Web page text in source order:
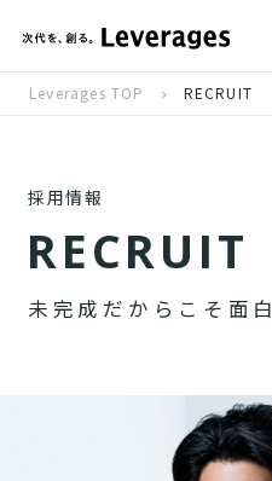
Leverages TOP RECRUIT
採用情報
RECRUIT
未 完 成 だ か ら こ そ 面 白